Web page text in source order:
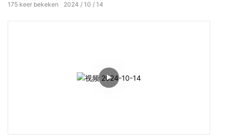
2024 10 14
175 keer bekeken